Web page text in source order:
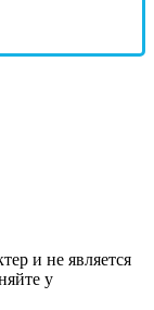
и не является
у